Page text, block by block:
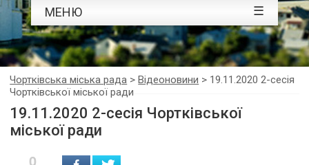
МЕНЮ ☰
Чортківська міська рада >Відеоновини > 19.11.2020 2-сесія
Чортківської міської ради
19.11.2020 2-сесія Чортківської
міської ради
0